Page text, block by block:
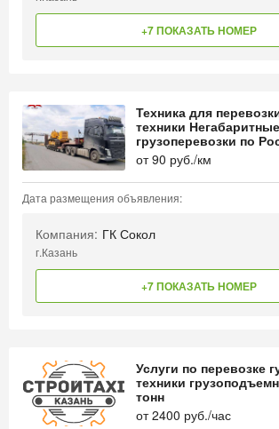
+7 ПОКАЗАТЬ НОМЕР
Техника для
техники Негабаритные
грузоперевозки по
от90 руб./км
Дата размещения объявления:
Компания: ГК Сокол
г.Казань
+7 ПОКАЗАТЬ НОМЕР
Услуги по перевозке
техники
тонн
от2400 руб./час